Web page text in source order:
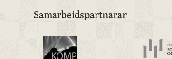
Samarbeidspartnarar